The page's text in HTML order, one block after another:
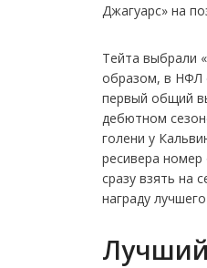
Джагуарс» на
Тейта выбрали
образом, в НФЛ
первый общий
дебютном
голени у
ресивера
сразу взять на
награду